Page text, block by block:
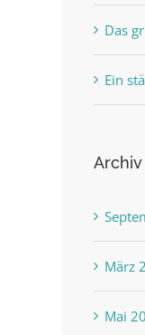
Das
Ein
Archiv
März
Mai